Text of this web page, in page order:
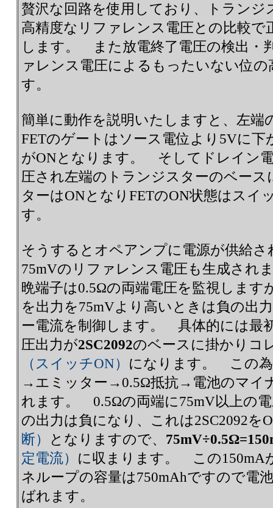
贅沢な回路を使用しており、トラン
高精度なリファレンス電圧との比較で
します。 また放電終了電圧の検出・
ァレンス電圧によるもったいない位
す。
簡単に動作を説明いたしますと、左端
FETのゲートはソース電位より5Vに
がONとなります。 そしてドレイン
圧され左端のトランジスターのベー
ターはONとなりFETのON状態はスイ
す。
そうするとオペアンプに電源が供給さ
75mVのリファレンス電圧も生成さ
晩端子は0.5Ωの両端電圧を監視します
を出力を75mVより高いときは負の出
ー電流を制御します。 具体的には最
圧出力が2SC2092のベースに掛かりコ
（スイッチON） になります。 この
→エミッター→0.5Ω抵抗→電池のマイ
れます。 0.5Ωの両端に75mV以上の
の出力は負になり、これは2SC2092を
断）
となりますので、
定電流） に収まります。 この150mA
ネループの容量は750mAhですので電
ばれます。